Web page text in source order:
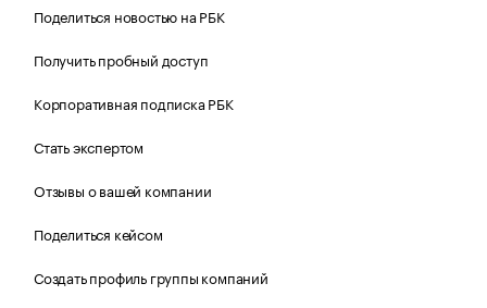
Поделиться новостью на РБК
Получить пробный доступ
Корпоративная подписка РБК
Стать экспертом
Отзывы о вашей компании
Поделиться кейсом
Создать профиль группы компаний